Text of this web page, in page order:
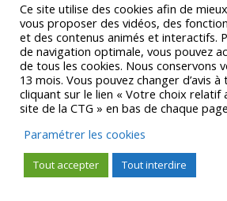
Ce site utilise des cookies afin de
vous proposer des vidéos, des
et des contenus animés et interactifs.
de navigation optimale, vous pouvez
de tous les cookies. Nous conservons
13 mois. Vous pouvez changer d’avis
cliquant sur le lien « Votre choix relatif
site de la CTG » en bas de chaque
Paramétrer les cookies
Tout accepter Tout interdire